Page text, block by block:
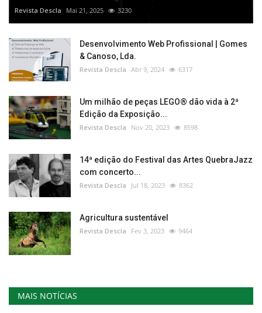
Revista Descla Mai 21, 2025 3230
Desenvolvimento Web Profissional | Gomes
& Canoso, Lda.
Revista Descla Abr 9, 2024 6317
Um milhão de peças LEGO® dão vida à 2ª
Edição da Exposição...
Revista Descla Nov 20, 2023 8598
14ª edição do Festival das Artes QuebraJazz
com concerto...
Revista Descla Jul 18, 2023 8362
Agricultura sustentável
Revista Descla Fev 3, 2023 9464
MAIS NOTÍCIAS